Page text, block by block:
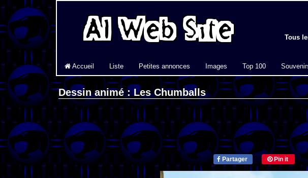
Tous
Accueil Liste Petites annonces Images Top 100
Dessin animé : Les Chumballs
Partager Pin it